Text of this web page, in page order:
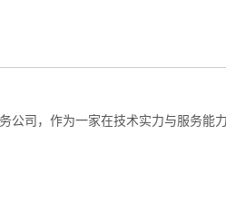
公司，作为一家在技术实力与服务能